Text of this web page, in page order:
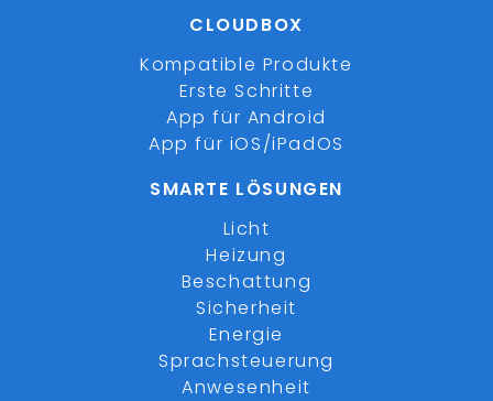
CLOUDBOX
Kompatible Produkte
Erste Schritte
App für Android
App für iOS/iPadOS
SMARTE LÖSUNGEN
Licht
Heizung
Beschattung
Sicherheit
Energie
Sprachsteuerung
Anwesenheit